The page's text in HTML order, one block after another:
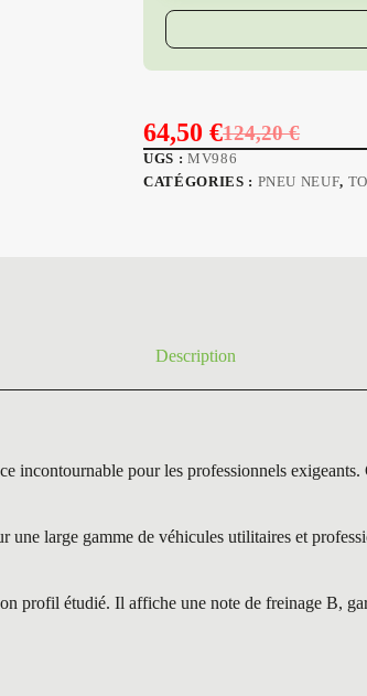
124,20€
Le
prix
64,50€Le
prix
UGS : MV986
CATÉGORIES : PNEU NEUF,
Description
pour les professionnels exigeants.
large gamme de véhicules utilitaires et
profil étudié. Il affiche une note de freinage B,